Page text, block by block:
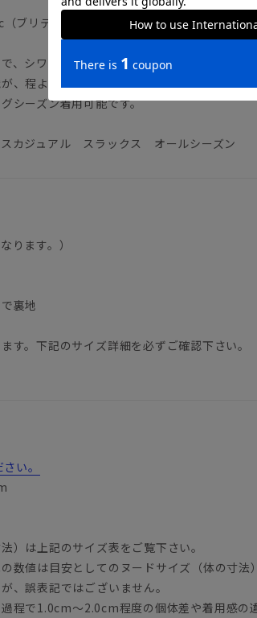
ブリティッシュ スタイル ラスティック クラ
、シワになりにくくドライタッチな質感を実現
、程よいカジュアル感がありつつどこか上品な
シーズン着用可能です。
カジュアル スラックス オールシーズン
ります。）
裏地
。下記のサイズ詳細を必ずご確認下さい。
い。
）は上記のサイズ表をご覧下さい。
値は目安としてのヌードサイズ（体の寸法）
、誤表記ではございません。
程で1.0cm～2.0cm程度の個体差や着用感の